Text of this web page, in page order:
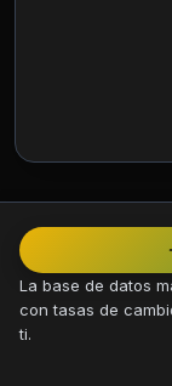
La base de datos
con tasas de
ti.